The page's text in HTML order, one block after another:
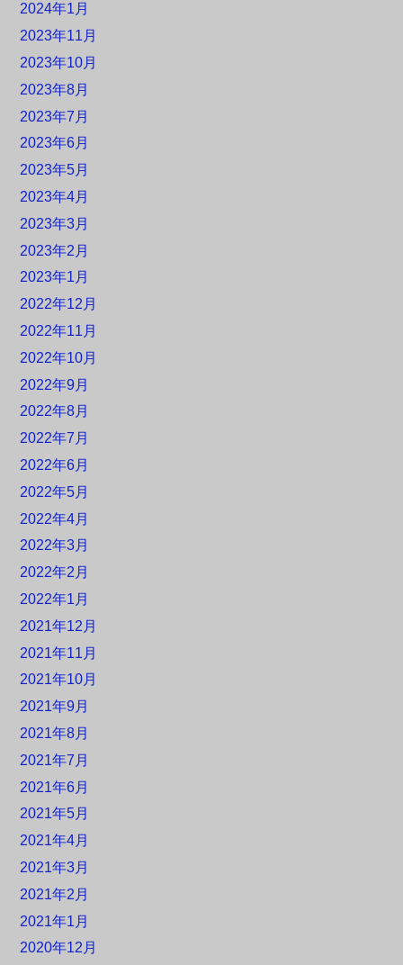
2024年1月
2023年11月
2023年10月
2023年8月
2023年7月
2023年6月
2023年5月
2023年4月
2023年3月
2023年2月
2023年1月
2022年12月
2022年11月
2022年10月
2022年9月
2022年8月
2022年7月
2022年6月
2022年5月
2022年4月
2022年3月
2022年2月
2022年1月
2021年12月
2021年11月
2021年10月
2021年9月
2021年8月
2021年7月
2021年6月
2021年5月
2021年4月
2021年3月
2021年2月
2021年1月
2020年12月